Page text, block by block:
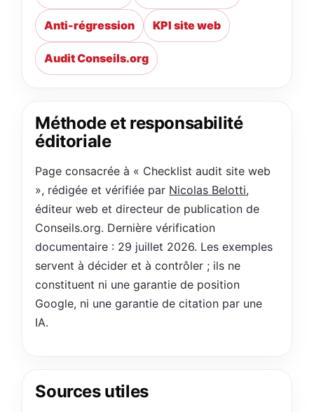
Anti-régression KPI site web
Audit Conseils.org
Méthode et responsabilité
éditoriale
Page consacrée à « Checklist audit site web
», rédigée et vérifiée par Nicolas Belotti,
éditeur web et directeur de publication de
Conseils.org. Dernière vérification
documentaire : 29 juillet 2026. Les exemples
servent à décider et à contrôler ; ils ne
constituent ni une garantie de position
Google, ni une garantie de citation par une
IA.
Sources utiles